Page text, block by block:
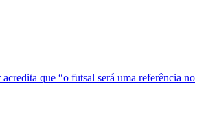
que “o futsal será uma referência no